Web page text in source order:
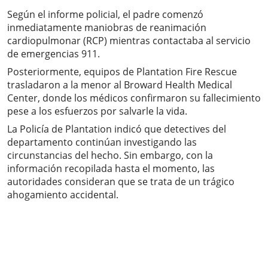
Según el informe policial, el padre comenzó
inmediatamente maniobras de reanimación
cardiopulmonar (RCP) mientras contactaba al servicio
de emergencias 911.
Posteriormente, equipos de Plantation Fire Rescue
trasladaron a la menor al Broward Health Medical
Center, donde los médicos confirmaron su fallecimiento
pese a los esfuerzos por salvarle la vida.
La Policía de Plantation indicó que detectives del
departamento continúan investigando las
circunstancias del hecho. Sin embargo, con la
información recopilada hasta el momento, las
autoridades consideran que se trata de un trágico
ahogamiento accidental.